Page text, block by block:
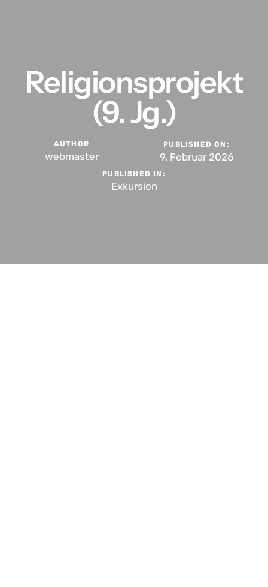
Religionsprojekt
(9. Jg.)
AUTHOR
webmaster
PUBLISHED ON:
9. Februar 2026
PUBLISHED IN:
Exkursion